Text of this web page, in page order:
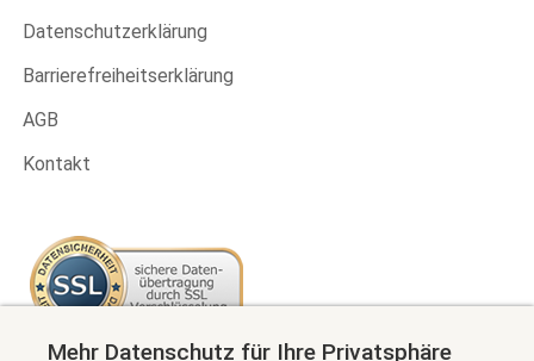
Datenschutzerklärung
Barrierefreiheitserklärung
AGB
Kontakt
Mehr Datenschutz für Ihre Privatsphäre